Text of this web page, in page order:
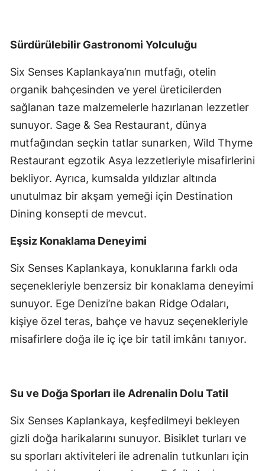
Sürdürülebilir Gastronomi Yolculuğu
Six Senses Kaplankaya’nın mutfağı, otelin
organik bahçesinden ve yerel üreticilerden
sağlanan taze malzemelerle hazırlanan lezzetler
sunuyor. Sage & Sea Restaurant, dünya
mutfağından seçkin tatlar sunarken, Wild Thyme
Restaurant egzotik Asya lezzetleriyle misafirlerini
bekliyor. Ayrıca, kumsalda yıldızlar altında
unutulmaz bir akşam yemeği için Destination
Dining konsepti de mevcut.
Eşsiz Konaklama Deneyimi
Six Senses Kaplankaya, konuklarına farklı oda
seçenekleriyle benzersiz bir konaklama deneyimi
sunuyor. Ege Denizi’ne bakan Ridge Odaları,
kişiye özel teras, bahçe ve havuz seçenekleriyle
misafirlere doğa ile iç içe bir tatil imkânı tanıyor.
Su ve Doğa Sporları ile Adrenalin Dolu Tatil
Six Senses Kaplankaya, keşfedilmeyi bekleyen
gizli doğa harikalarını sunuyor. Bisiklet turları ve
su sporları aktiviteleri ile adrenalin tutkunları için